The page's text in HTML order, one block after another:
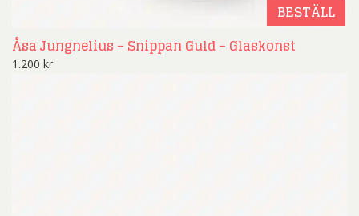
BESTÄLL
Åsa Jungnelius – Snippan Guld – Glaskonst
1.200 kr